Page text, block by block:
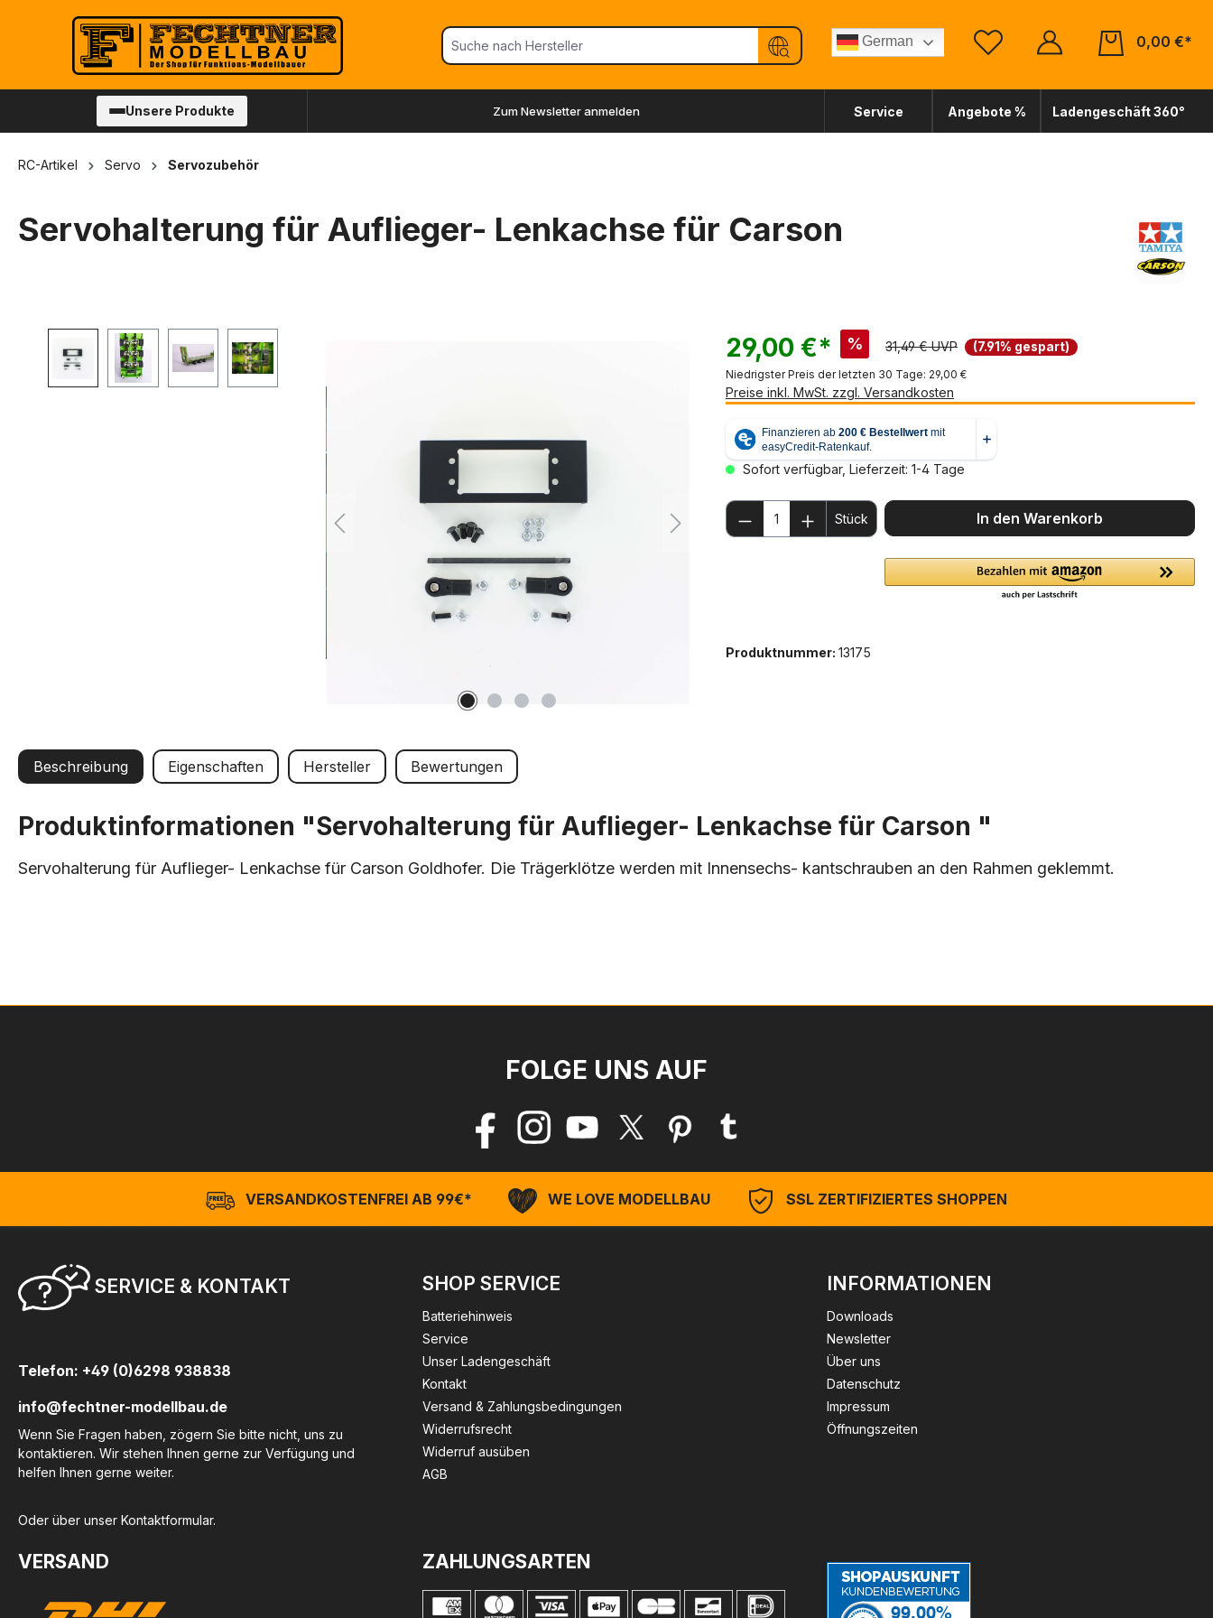
Zur Hauptnavigation springen
German
0,00 €*
Unsere Produkte Zum Newsletter anmelden Service Angebote % Ladengeschäft 360°
RC-Artikel Servo Servozubehör
Servohalterung für Auflieger- Lenkachse für Carson
Bildergalerie überspringen 29,00 €* % 31,49 € UVP (7.91% gespart)
Niedrigster Preis der letzten 30 Tage: 29,00 €
Preise inkl. MwSt. zzgl. Versandkosten
Sofort verfügbar, Lieferzeit: 1-4 Tage
Produkt Anzahl: Gib den gewünschten Wert
Stück In den Warenkorb
Produktnummer: 13175
Beschreibung Eigenschaften Hersteller Bewertungen
Produktinformationen "Servohalterung für Auflieger- Lenkachse für Carson "
Servohalterung für Auflieger- Lenkachse für Carson Goldhofer. Die Trägerklötze werden mit Innensechs- kantschrauben an den Rahmen geklemmt.
FOLGE UNS AUF
VERSANDKOSTENFREI AB 99€* WE LOVE MODELLBAU SSL ZERTIFIZIERTES SHOPPEN
SERVICE & KONTAKT
Telefon: +49 (0)6298 938838
info@fechtner-modellbau.de
Wenn Sie Fragen haben, zögern Sie bitte nicht, uns zu
kontaktieren. Wir stehen Ihnen gerne zur Verfügung und
helfen Ihnen gerne weiter.
Oder über unser Kontaktformular.
SHOP SERVICE
Batteriehinweis
Service
Unser Ladengeschäft
Kontakt
Versand & Zahlungsbedingungen
Widerrufsrecht
Widerruf ausüben
AGB
INFORMATIONEN
Downloads
Newsletter
Über uns
Datenschutz
Impressum
Öffnungszeiten
VERSAND ZAHLUNGSARTEN